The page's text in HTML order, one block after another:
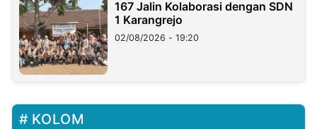
167 Jalin Kolaborasi dengan SDN
1 Karangrejo
02/08/2026 - 19:20
KOLOM